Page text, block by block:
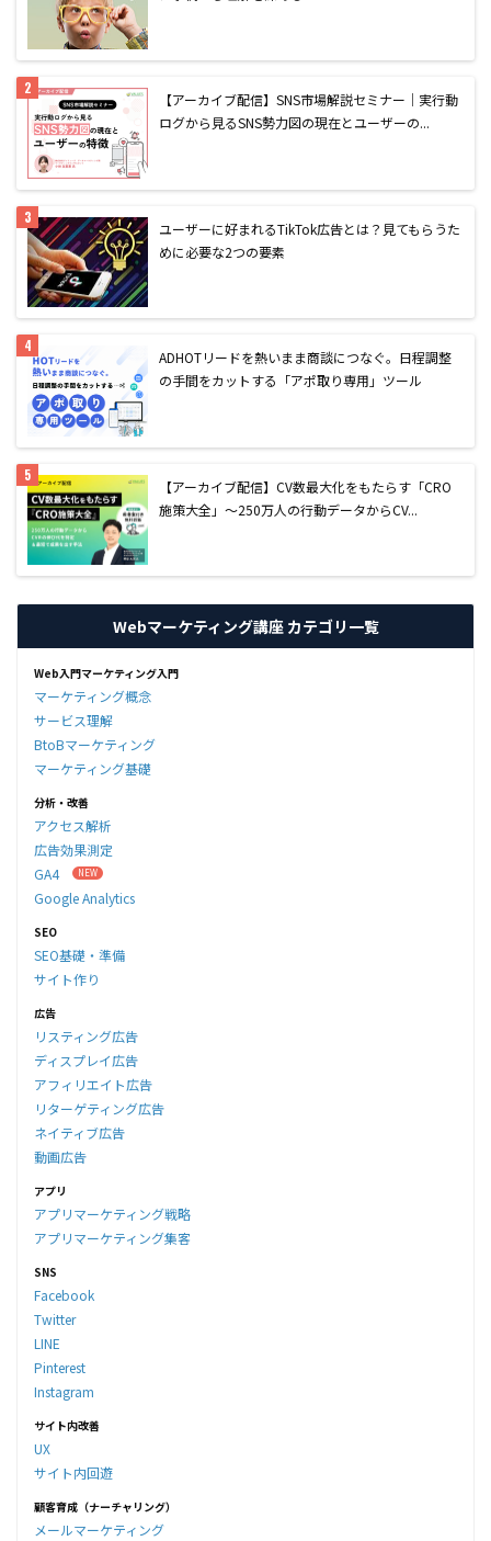
【アーカイブ配信】SNS市場解説セミナー｜実行動
ログから見るSNS勢力図の現在とユーザーの...
ユーザーに好まれるTikTok広告とは？見てもらうた
めに必要な2つの要素
ADHOTリードを熱いまま商談につなぐ。日程調整
の手間をカットする「アポ取り専用」ツール
【アーカイブ配信】CV数最大化をもたらす「CRO
施策大全」〜250万人の行動データからCV...
Webマーケティング講座 カテゴリ一覧
Web入門マーケティング入門
マーケティング概念
サービス理解
BtoBマーケティング
マーケティング基礎
分析・改善
アクセス解析
広告効果測定
GA4
Google Analytics
SEO
SEO基礎・準備
サイト作り
広告
リスティング広告
ディスプレイ広告
アフィリエイト広告
リターゲティング広告
ネイティブ広告
動画広告
アプリ
アプリマーケティング戦略
アプリマーケティング集客
SNS
Facebook
Twitter
LINE
Pinterest
Instagram
サイト内改善
UX
サイト内回遊
顧客育成（ナーチャリング）
メールマーケティング